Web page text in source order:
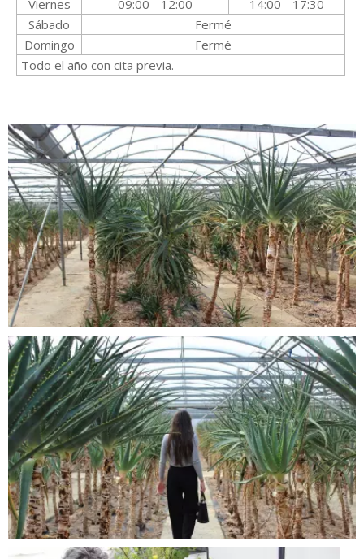
Viernes 09:00 - 12:00
14:00 - 17:30
Sábado
Fermé
Domingo
Fermé
Todo el año con cita previa.